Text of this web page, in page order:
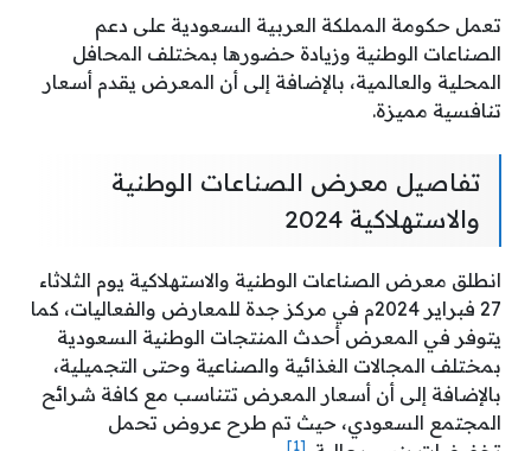
تعمل حكومة المملكة العربية السعودية على دعم
الصناعات الوطنية وزيادة حضورها بمختلف المحافل
المحلية والعالمية، بالإضافة إلى أن المعرض يقدم أسعار
تنافسية مميزة.
تفاصيل معرض الصناعات الوطنية
والاستهلاكية 2024
انطلق معرض الصناعات الوطنية والاستهلاكية يوم الثلاثاء
27 فبراير 2024م في مركز جدة للمعارض والفعاليات، كما
يتوفر في المعرض أحدث المنتجات الوطنية السعودية
بمختلف المجالات الغذائية والصناعية وحتى التجميلية،
بالإضافة إلى أن أسعار المعرض تتناسب مع كافة شرائح
المجتمع السعودي، حيث تم طرح عروض تحمل
[1]